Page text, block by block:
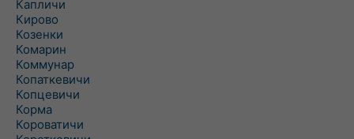
Капличи
Кирово
Козенки
Комарин
Коммунар
Копаткевичи
Копцевичи
Корма
Короватичи